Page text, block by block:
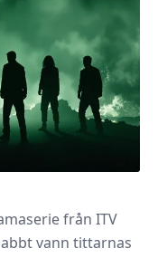
från ITV
vann tittarnas